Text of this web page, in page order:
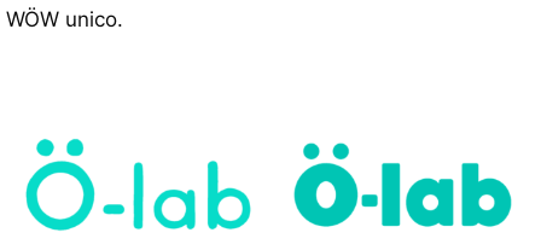
WÖW unico.